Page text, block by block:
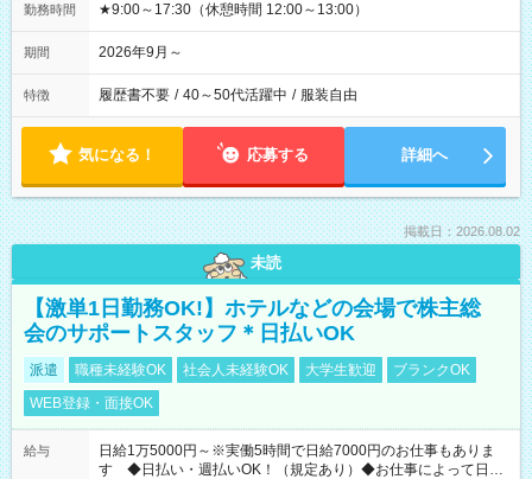
勤務時間 ★9:00～17:30（休憩時間 12:00～13:00）
期間 2026年9月～
特徴 履歴書不要 / 40～50代活躍中 / 服装自由
気になる！ 応募する 詳細へ
掲載日：2026.08.02
未読
【激単1日勤務OK!】ホテルなどの会場で株主総
会のサポートスタッフ＊日払いOK
派遣 職種未経験OK 社会人未経験OK 大学生歓迎
ブランクOK
WEB登録・面接OK
給与
日給1万5000円～※実働5時間で日給7000円のお仕事もありま
す ◆日払い・週払いOK！（規定あり）◆お仕事によって日給